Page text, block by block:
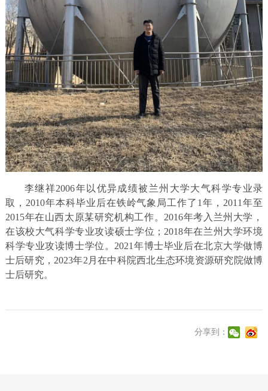
李继祥2006年以优异成绩被兰州大学大气科学专业录
取，2010年本科毕业后在铁岭气象局工作了1年，2011年至
2015年在山西太原某研究机构工作。2016年考入兰州大学，
在该校大气科学专业攻读硕士学位；2018年在兰州大学环境
科学专业攻读博士学位。2021年博士毕业后在北京大学做博
士后研究，2023年2月在中科院西北生态环境资源研究院做博
士后研究。
分享到：